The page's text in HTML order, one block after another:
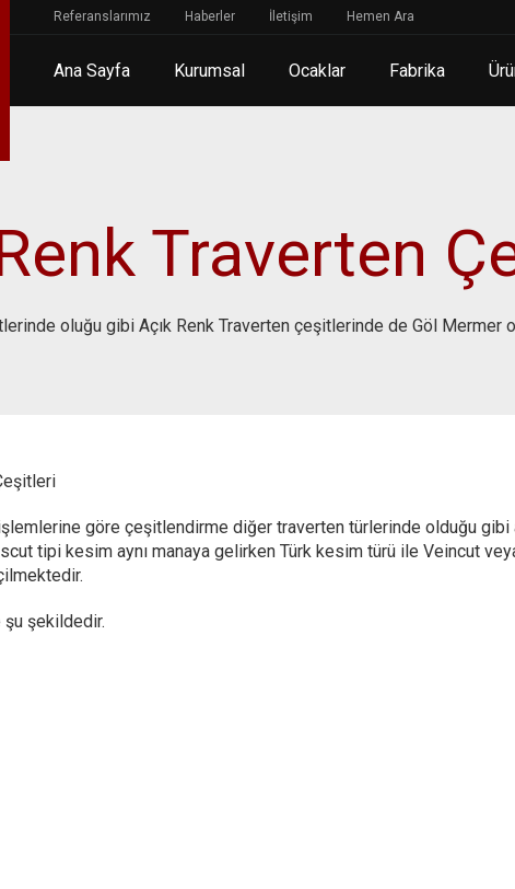
Referanslarımız Haberler İletişim Hemen Ara
Ana Sayfa Kurumsal Ocaklar Fabrika
Traverten
oluğu gibi Açık Renk Traverten çeşitlerinde de Göl
göre çeşitlendirme diğer traverten türlerinde olduğu gibi
tipi kesim aynı manaya gelirken Türk kesim türü ile Veincut
şekildedir.